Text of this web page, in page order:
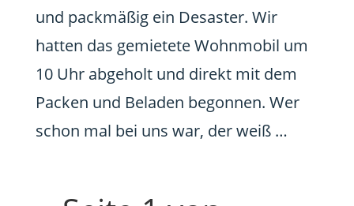
und packmäßig ein Desaster. Wir
hatten das gemietete Wohnmobil um
10 Uhr abgeholt und direkt mit dem
Packen und Beladen begonnen. Wer
schon mal bei uns war, der weiß …